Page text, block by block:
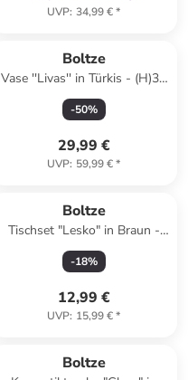
UVP: 34,99 €*
Boltze
Vase ''Livas'' in Türkis - (H)31
x Ø 18 cm
-50%
29,99 €
UVP: 59,99 €*
Boltze
Tischset "Lesko" in Braun -
(L)41 x (B)35 cm
-18%
12,99 €
UVP: 15,99 €*
Boltze